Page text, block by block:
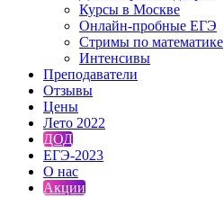
Курсы в Москве
Онлайн-пробные ЕГЭ
Стримы по математике
Интенсивы
Преподаватели
Отзывы
Цены
Лето 2022
ДОД
ЕГЭ-2023
О нас
Акции